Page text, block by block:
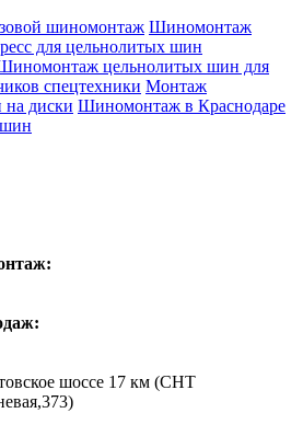
шиномонтаж Шиномонтаж
для цельнолитых шин
цельнолитых шин для
спецтехники Монтаж
диски Шиномонтаж в Краснодаре
шоссе 17 км (СНТ